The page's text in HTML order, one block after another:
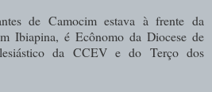
de Camocim estava à frente da
Ibiapina, é Ecônomo da Diocese de
da CCEV e do Terço dos